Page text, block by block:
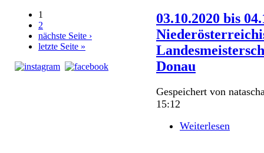
Seiten
1
2
nächste Seite ›
letzte Seite »
03.10.2020 bis
Donau
Gespeichert von
15:12
Weiterlesen